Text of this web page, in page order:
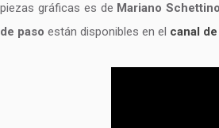
piezas gráficas es de Mariano Schettino
de paso están disponibles en el canal